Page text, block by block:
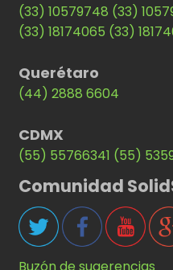
(33) 10579748 (33)
(33) 18174065 (33)
Querétaro
(44) 2888 6604
CDMX
(55) 55766341 (55)
Comunidad
Buzón de sugerencias